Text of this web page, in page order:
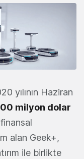
yılının Haziran
milyon dolar
finansal
alan Geek+,
ile birlikte